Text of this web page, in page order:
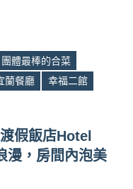
團體最棒的合菜
蘭餐廳 幸福二館
假飯店Hotel
漫，房間內泡美